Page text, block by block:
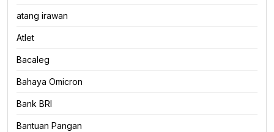
atang irawan
Atlet
Bacaleg
Bahaya Omicron
Bank BRI
Bantuan Pangan